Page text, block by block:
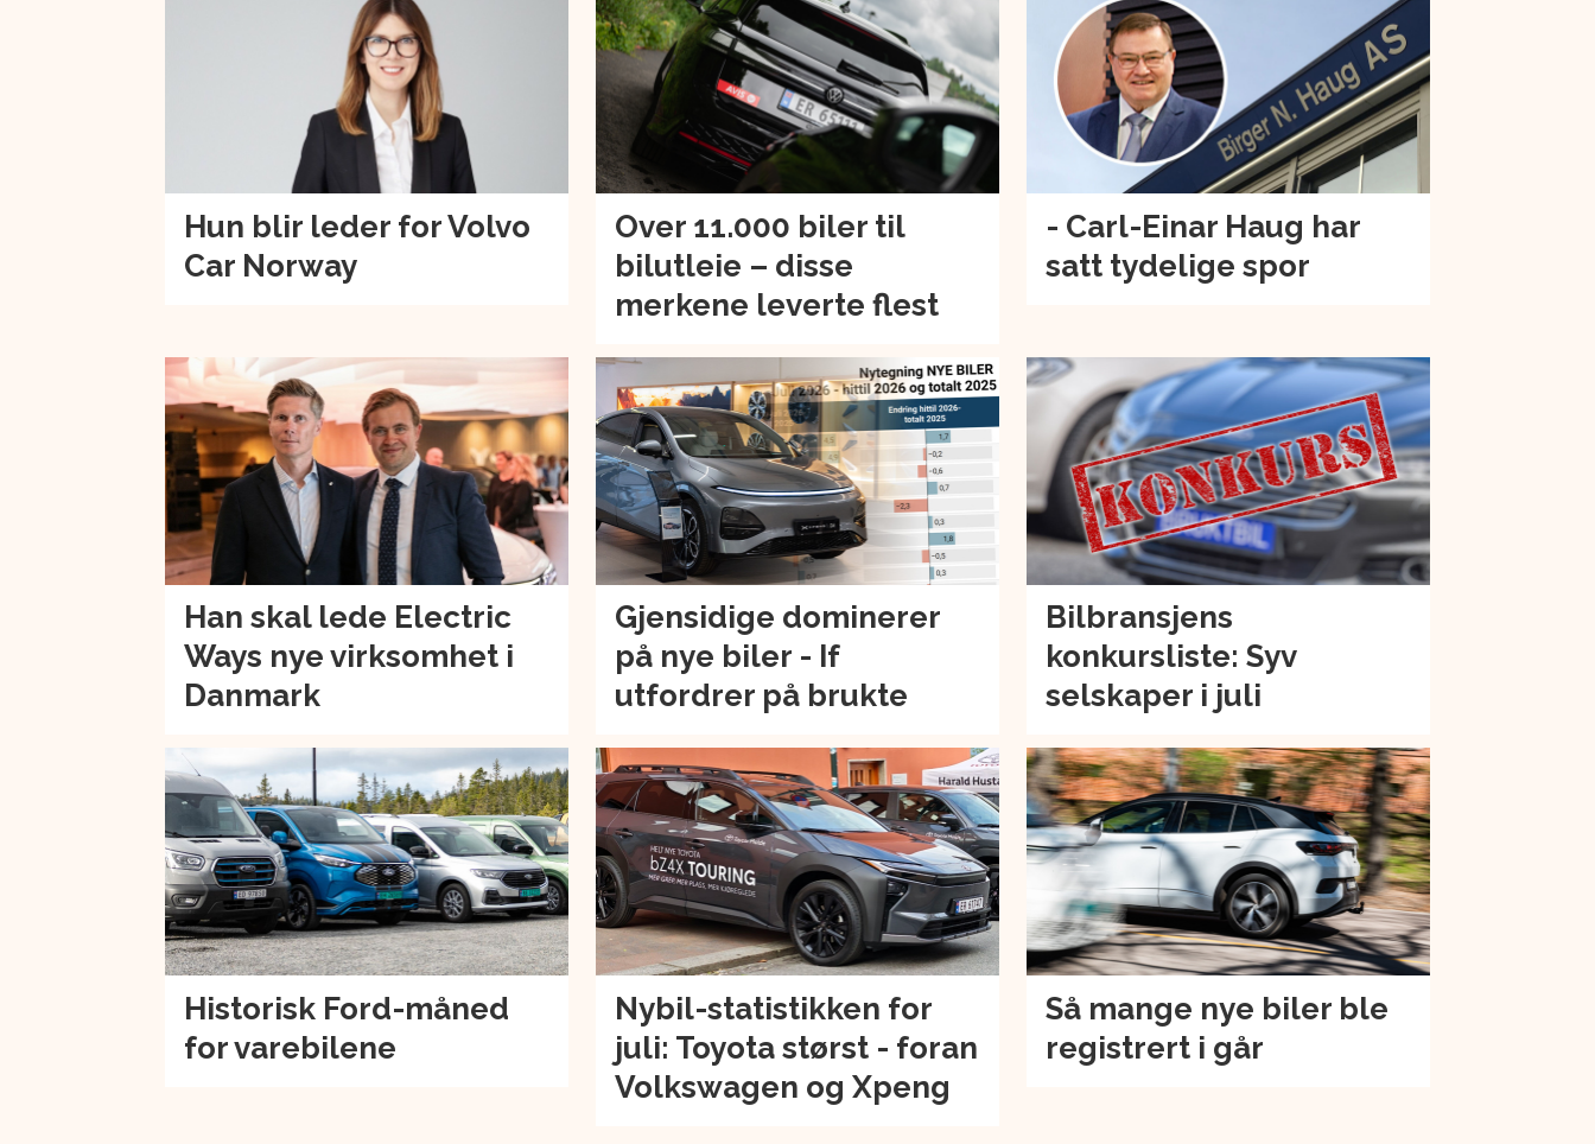
Hun blir leder for Volvo
Car Norway
Over 11.000 biler til
bilutleie – disse
merkene leverte flest
- Carl-Einar Haug har
satt tydelige spor
Han skal lede Electric
Ways nye virksomhet i
Danmark
Gjensidige dominerer
på nye biler - If
utfordrer på brukte
Bilbransjens
konkursliste: Syv
selskaper i juli
Historisk Ford-måned
for varebilene
Nybil-statistikken for
juli: Toyota størst - foran
Volkswagen og Xpeng
Så mange nye biler ble
registrert i går